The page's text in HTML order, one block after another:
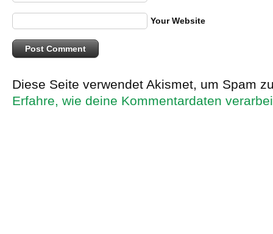
Your Website
Diese Seite verwendet Akismet, um Spam
Erfahre, wie deine Kommentardaten